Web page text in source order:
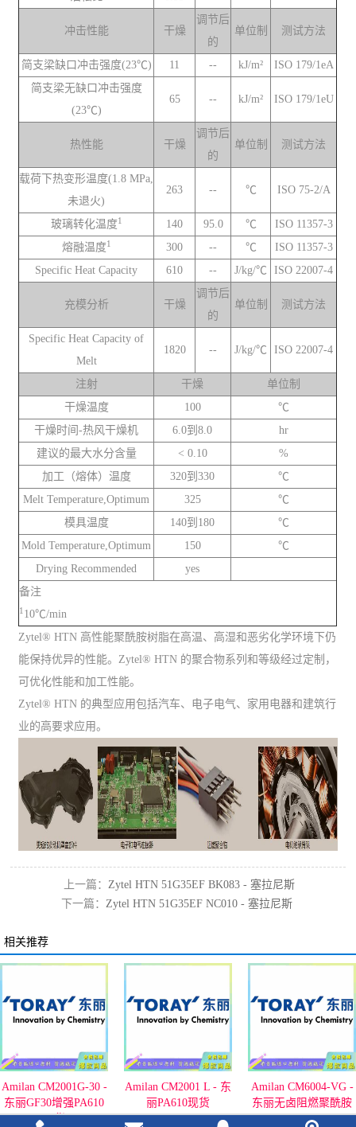
冲击性能 干燥
调节后
的
单位制 测试方法
简支梁缺口冲击强度(23℃) 11 -- kJ/m²
ISO 179/1eA
简支梁无缺口冲击强度
(23℃)
65 -- kJ/m² ISO 179/1eU
热性能 干燥
调节后
的
单位制 测试方法
载荷下热变形温度(1.8 MPa,
未退火)
263 -- ℃ ISO 75-2/A
玻璃转化温度1 140 95.0 ℃
ISO 11357-3
熔融温度1 300 -- ℃
ISO 11357-3
Specific Heat Capacity
610 -- J/kg/℃ ISO 22007-4
充模分析 干燥
调节后
的
单位制 测试方法
Specific Heat Capacity of
Melt
1820 -- J/kg/℃ ISO 22007-4
注射 干燥
单位制
干燥温度
100
℃
干燥时间-热风干燥机
6.0到8.0
hr
建议的最大水分含量
< 0.10
%
加工（熔体）温度
320到330
℃
Melt Temperature,Optimum
325
℃
模具温度
140到180
℃
Mold Temperature,Optimum
150
℃
Drying Recommended
yes
备注
1 10℃/min
Zytel® HTN 高性能聚酰胺树脂在高温、高湿和恶劣化学环境下仍
能保持优异的性能。Zytel® HTN 的聚合物系列和等级经过定制，
可优化性能和加工性能。
Zytel® HTN 的典型应用包括汽车、电子电气、家用电器和建筑行
业的高要求应用。
上一篇： Zytel HTN 51G35EF BK083 - 塞拉尼斯
GF35增强ppa
下一篇： Zytel HTN 51G35EF NC010 - 塞拉尼斯
相关推荐
Amilan CM2001 L - 东
丽PA610现货
Amilan CM6004-VG -
东丽无卤阻燃聚酰胺
Amilan CM4000 - 东
熔点155℃,耐酒精PA
共聚物